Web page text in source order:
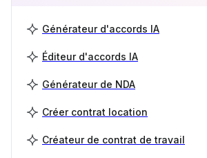
Générateur d'accords IA
Éditeur d'accords IA
Générateur de NDA
Créer contrat location
Créateur de contrat de travail